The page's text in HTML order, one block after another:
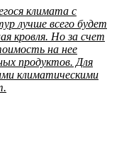
климата с
лучше всего будет
кровля. Но за счет
на нее
продуктов. Для
климатическими